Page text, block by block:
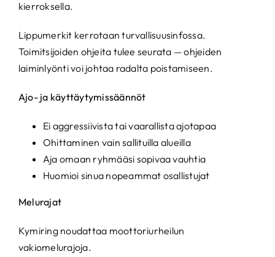
kierroksella.
Lippumerkit kerrotaan turvallisuusinfossa.
Toimitsijoiden ohjeita tulee seurata — ohjeiden
laiminlyönti voi johtaa radalta poistamiseen.
Ajo- ja käyttäytymissäännöt
Ei aggressiivista tai vaarallista ajotapaa
Ohittaminen vain sallituilla alueilla
Aja omaan ryhmääsi sopivaa vauhtia
Huomioi sinua nopeammat osallistujat
Melurajat
Kymiring noudattaa moottoriurheilun
vakiomelurajoja.